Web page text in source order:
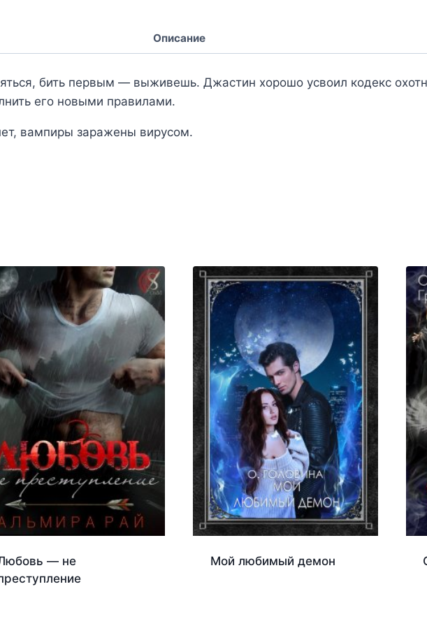
Описание
бить первым — выживешь. Джастин хорошо усвоил кодекс
его новыми правилами.
вампиры заражены вирусом.
— не
Мой любимый демон